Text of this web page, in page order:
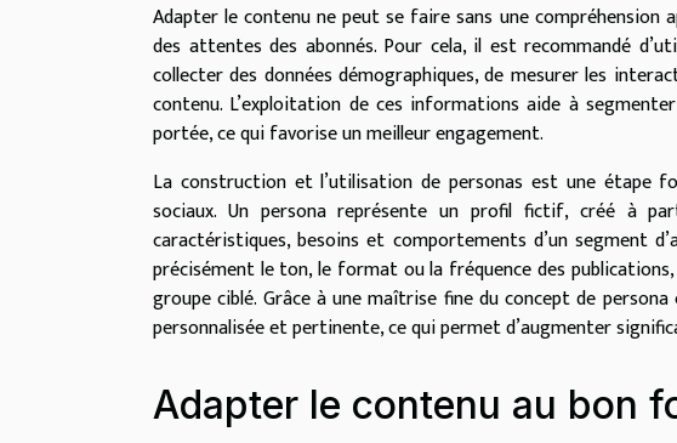
Adapter le contenu ne peut se faire sans une
des attentes des abonnés. Pour cela, il est recommandé
collecter des données démographiques, de mesurer les
contenu. L’exploitation de ces informations aide à
portée, ce qui favorise un meilleur engagement.
La construction et l’utilisation de personas est une étape
sociaux. Un persona représente un profil fictif, créé à
caractéristiques, besoins et comportements d’un segment
précisément le ton, le format ou la fréquence des
groupe ciblé. Grâce à une maîtrise fine du concept de
personnalisée et pertinente, ce qui permet d’augmenter
Adapter le contenu au bon